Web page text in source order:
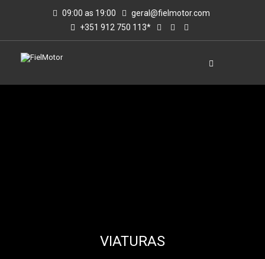
09:00 as 19:00
geral@fielmotor.com
+351 912 750 113*
VIATURAS